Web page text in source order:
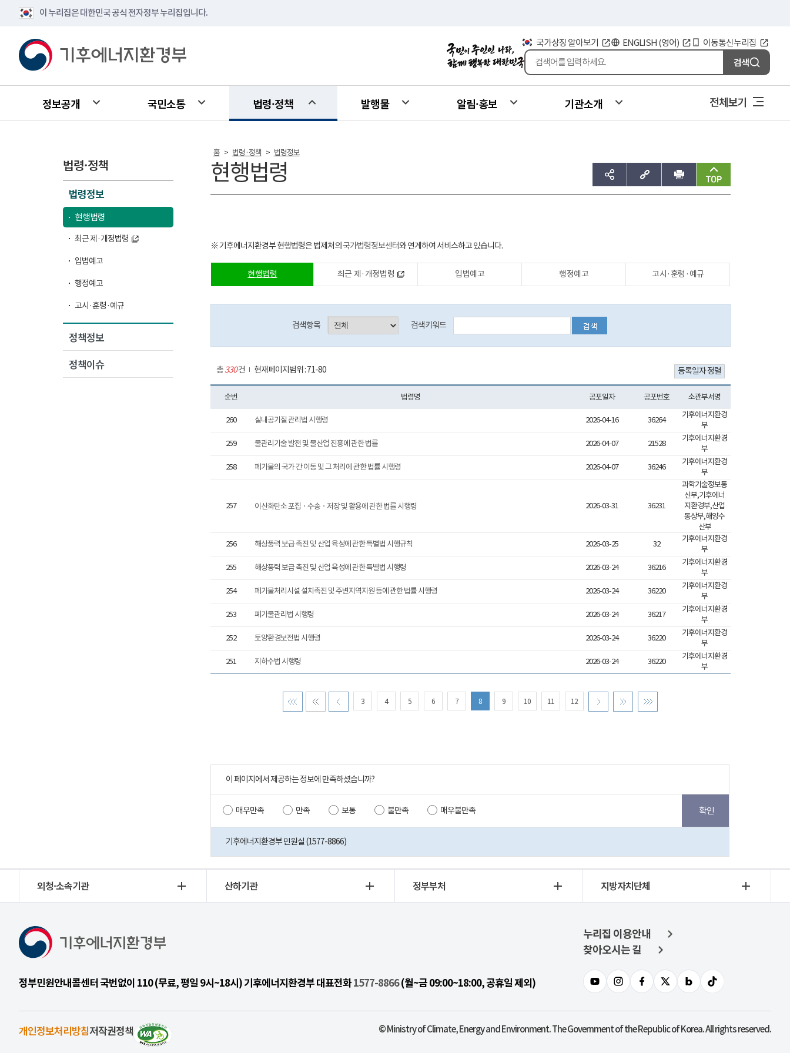
이 누리집은 대한민국 공식 전자정부 누리집입니다.
국가상징 알아보기 ENGLISH (영어) 이동통신누리집
검색
정보공개 국민소통 법령·정책 발행물 알림·홍보 기관소개 전체보기
법령·정책
법령정보
현행법령
최근 제·개정법령
입법예고
행정예고
고시·훈령·예규
정책정보
정책이슈
홈 > 법령·정책 > 법령정보
현행법령 sns공유하기 주소복사 인쇄 맨위로
※ 기후에너지환경부 현행법령은 법제처의국가법령정보센터와 연계하여 서비스하고 있습니다.
현행법령 최근 제·개정법령 입법예고 행정예고 고시·훈령·예규
검색항목 검색키워드
총330건 현재페이지범위 : 71-80
순번 법령명 공포일자 공포번호 소관부서명
260 실내공기질 관리법 시행령 2026-04-16 36264
기후에너지환경
부
259
물관리기술 발전 및 물산업 진흥에 관한 법률 2026-04-07 21528
기후에너지환경
부
258
폐기물의 국가 간 이동 및 그 처리에 관한 법률 시행령 2026-04-07 36246
기후에너지환경
부
257 이산화탄소 포집ㆍ수송ㆍ저장 및 활용에 관한 법률 시행령 2026-03-31 36231
과학기술정보통
신부,기후에너
지환경부,산업
통상부,해양수
산부
256
해상풍력 보급 촉진 및 산업 육성에 관한 특별법 시행규칙 2026-03-25 32
기후에너지환경
부
255
해상풍력 보급 촉진 및 산업 육성에 관한 특별법 시행령 2026-03-24 36216
기후에너지환경
부
254
폐기물처리시설 설치촉진 및 주변지역지원 등에 관한 법률 시행령 2026-03-24 36220
기후에너지환경
부
253
폐기물관리법 시행령 2026-03-24 36217
기후에너지환경
부
252
토양환경보전법 시행령 2026-03-24 36220
기후에너지환경
부
251
지하수법 시행령 2026-03-24 36220
기후에너지환경
부
3 4 5 6 7 8 9 10 11 12
이 페이지에서 제공하는 정보에 만족하셨습니까?
매우만족 만족 보통 불만족 매우불만족
기후에너지환경부 민원실 (1577-8866)
외청·소속기관 산하기관 정부부처 지방자치단체
정부민원안내콜센터 국번없이 110 (무료, 평일 9시~18시) 기후에너지환경부 대표전화1577-8866(월~금 09:00~18:00, 공휴일 제외)
누리집 이용안내
찾아오시는 길
개인정보처리방침저작권정책 © Ministry of Climate, Energy and Environment. The Government of the Republic of Korea. All rights reserved.